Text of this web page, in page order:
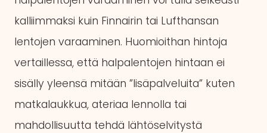
kalliimmaksi kuin Finnairin tai Lufthansan
lentojen varaaminen. Huomioithan hintoja
vertaillessa, että halpalentojen hintaan ei
sisälly yleensä mitään ”lisäpalveluita” kuten
matkalaukkua, ateriaa lennolla tai
mahdollisuutta tehdä lähtöselvitystä